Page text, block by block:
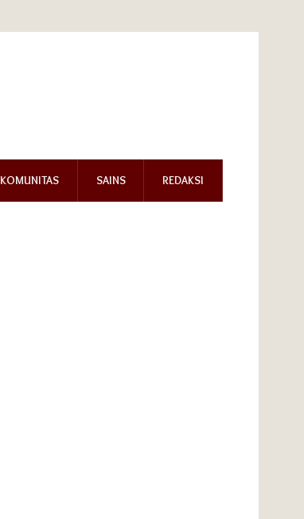
KOMUNITAS SAINS REDAKSI